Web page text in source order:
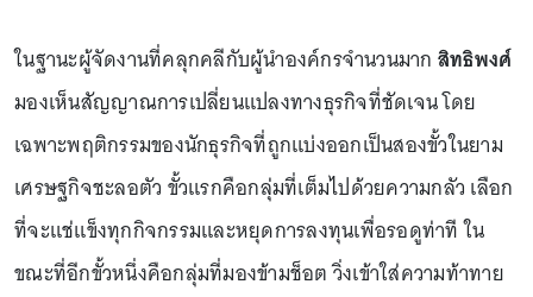
ในฐานะผู้จัดงานที่คลุกคลีกับผู้นำองค์กรจำนวนมาก สิทธิพงศ์
มองเห็นสัญญาณการเปลี่ยนแปลงทางธุรกิจที่ชัดเจน โดย
เฉพาะพฤติกรรมของนักธุรกิจที่ถูกแบ่งออกเป็นสองขั้วในยาม
เศรษฐกิจชะลอตัว ขั้วแรกคือกลุ่มที่เต็มไปด้วยความกลัว เลือก
ที่จะแช่แข็งทุกกิจกรรมและหยุดการลงทุนเพื่อรอดูท่าที ใน
ขณะที่อีกขั้วหนึ่งคือกลุ่มที่มองข้ามช็อต วิ่งเข้าใส่ความท้าทาย